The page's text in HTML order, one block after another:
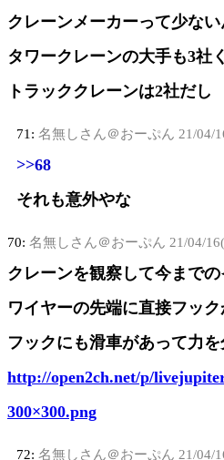
クレーンメーカーって少な
タワークレーンの大手も3社
トラッククレーンは2社だし
71: 名無しさん＠おーぷん 21/04/
>>68
それも意外やな
70: 名無しさん＠おーぷん 21/04/
クレーンを観察して今まで
ワイヤーの先端に直接フッ
フックにも滑車があって力
http://open2ch.net/p/
300×300.png
72: 名無しさん＠おーぷん 21/04/